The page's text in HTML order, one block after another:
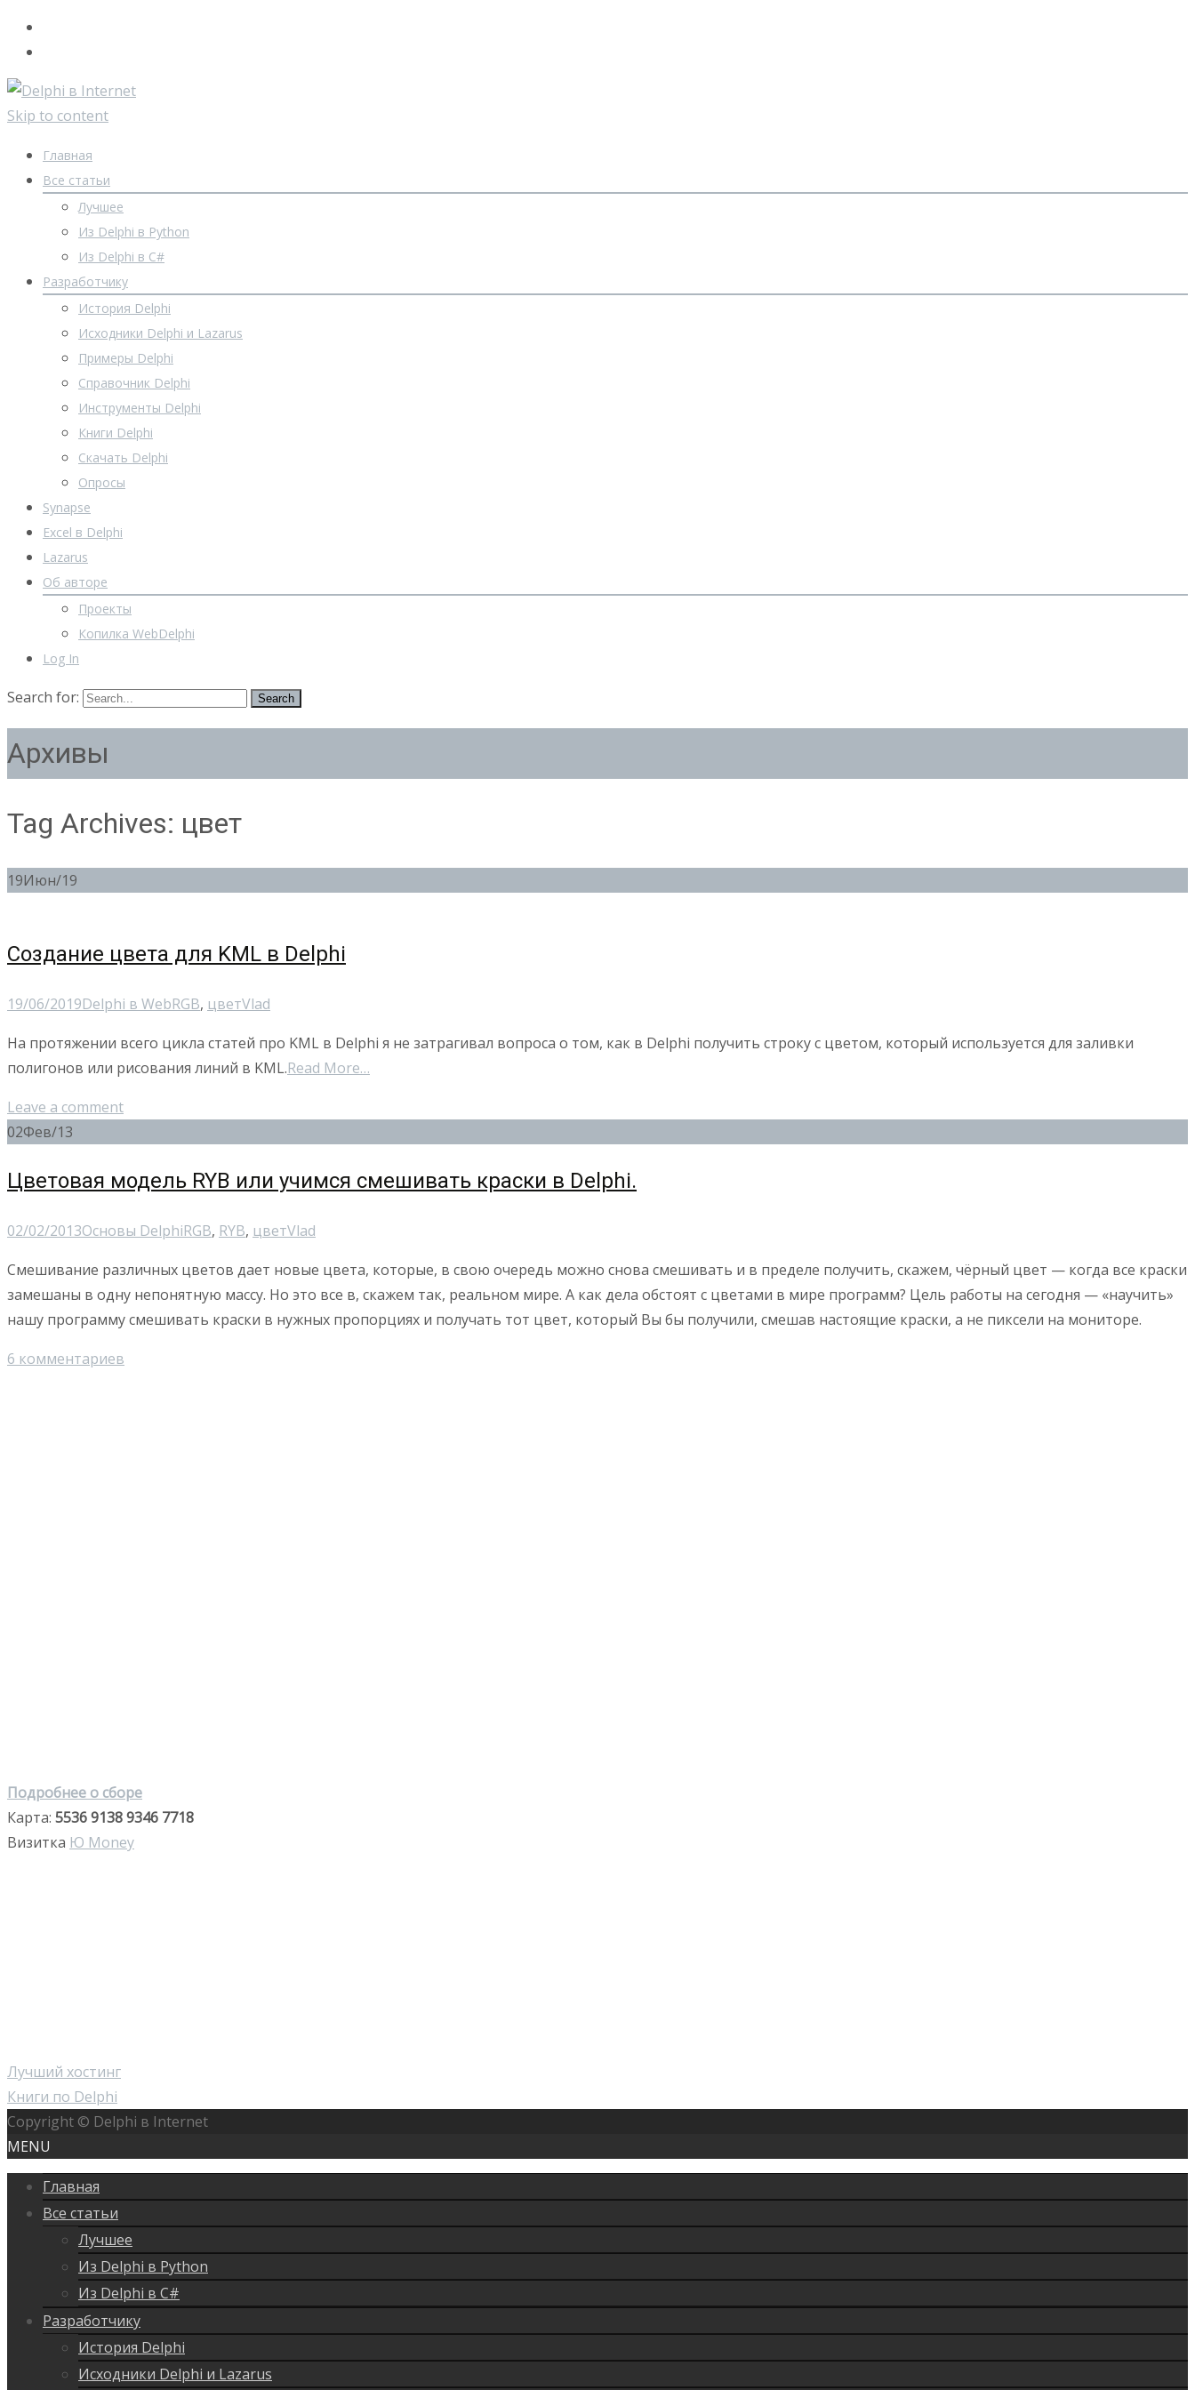
Skip to content
Главная
Все статьи
Лучшее
Из Delphi в Python
Из Delphi в C#
Разработчику
История Delphi
Исходники Delphi и Lazarus
Примеры Delphi
Справочник Delphi
Инструменты Delphi
Книги Delphi
Скачать Delphi
Опросы
Synapse
Excel в Delphi
Lazarus
Об авторе
Проекты
Копилка WebDelphi
Log In
Search for:
Архивы
Tag Archives: цвет
19Июн/19
Создание цвета для KML в Delphi
19/06/2019Delphi в WebRGB, цветVlad
На протяжении всего цикла статей про KML в Delphi я не затрагивал вопроса о том, как в Delphi получить строку с цветом, который используется для заливки
полигонов или рисования линий в KML.Read More…
Leave a comment
02Фев/13
Цветовая модель RYB или учимся смешивать краски в Delphi.
02/02/2013Основы DelphiRGB, RYB, цветVlad
Смешивание различных цветов дает новые цвета, которые, в свою очередь можно снова смешивать и в пределе получить, скажем, чёрный цвет — когда все краски
замешаны в одну непонятную массу. Но это все в, скажем так, реальном мире. А как дела обстоят с цветами в мире программ? Цель работы на сегодня — «научить»
нашу программу смешивать краски в нужных пропорциях и получать тот цвет, который Вы бы получили, смешав настоящие краски, а не пиксели на мониторе.
6 комментариев
Подробнее о сборе
Карта: 5536 9138 9346 7718
Визитка Ю Money
Лучший хостинг
Книги по Delphi
Copyright © Delphi в Internet
MENU
Главная
Все статьи
Лучшее
Из Delphi в Python
Из Delphi в C#
Разработчику
История Delphi
Исходники Delphi и Lazarus